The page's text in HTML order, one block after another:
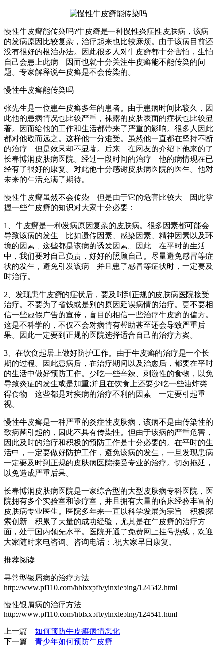
慢性牛皮癣能传染吗?牛皮癣是一种慢性炎症性皮肤病，该病
的发病原因比较复杂，治疗起来也比较麻烦。由于该病目前还
没有很好的根治办法。因此很多人对牛皮癣都十分害怕，生怕
自己会患上此病，因而也就十分关注牛皮癣能不能传染的问
题。专家解释说牛皮癣是不会传染的。
慢性牛皮癣能传染吗
张先生是一位患牛皮癣多年的患者。由于患病时间比较久，因
此他的患病情况也比较严重，裸露的皮肤表面的症状也比较显
著。因而给他的工作和生活都带来了严重的影响。很多人因此
都对他敬而远之。这样他十分难受。虽然他一直都在坚持不断
的治疗，但是效果却不显著。后来，在网友的介绍下他来的了
长春博润皮肤病医院。经过一段时间的治疗，他的病情现在已
经有了很好的康复。对此他十分感谢皮肤病医院的医生。他对
未来的生活充满了期待。
慢性牛皮癣虽然不会传染，但是由于它的危害比较大，因此掌
握一些牛皮癣的知识对大家十分必要：
1、牛皮癣是一种发病原因复杂的皮肤病。很多因素都可能会
导致该病的发生，比如遗传因素、感染因素、精神因素以及环
境的因素，这些都是该病的诱发因素。因此，在平时的生活
中，我们要对自己负责，好好的照顾自己。尽量避免感冒等症
状的发生，避免引发该病，并且患了感冒等症状时，一定要及
时治疗。
2、发现患牛皮癣的症状后，要及时到正规的皮肤病医院接受
治疗。不要为了省钱或是别的原因延误病情的治疗。更不要相
信一些虚假广告的宣传，盲目的相信一些治疗牛皮癣的偏方。
这是不科学的，不仅不会对病情有帮助甚至还会导致严重后
果。因此一定要到正规的医院选择适合自己的治疗方案。
3、在饮食起居上做好防护工作。由于牛皮癣的治疗是一个长
期的过程。因此患病后，在治疗期间以及治愈后，都要在平时
的生活中做好预防工作。少吃一些辛辣、刺激性的食物，以免
导致炎症的发生或是加重;并且在饮食上还要少吃一些油炸类
得食物，这些都是对疾病的治疗不利的因素，一定要引起重
视。
慢性牛皮癣是一种严重的炎症性皮肤病，该病不是由传染性的
致病菌引起的，因此不具有传染性。但由于该病的严重危害，
因此及时的治疗和积极的预防工作是十分必要的。在平时的生
活中，一定要做好防护工作，避免该病的发生，一旦发现患病
一定要及时到正规的皮肤病医院接受专业的治疗。切勿拖延，
以免造成严重后果。
长春博润皮肤病医院是一家综合型的大型皮肤病专科医院，医
院拥有多个实验室和诊疗室，并且拥有大量的临床经验丰富的
皮肤病专业医生。医院多年来一直以科学发展为宗旨，积极探
索创新，积累了大量的成功经验，尤其是在牛皮癣的治疗方
面，处于国内领先水平。医院开通了免费网上挂号热线，欢迎
大家随时来电咨询。咨询电话：.祝大家早日康复。
推荐阅读
寻常型银屑病的治疗方法
http://www.pf110.com/hblxxpfb/yinxiebing/124542.html
慢性银屑病的治疗方法
http://www.pf110.com/hblxxpfb/yinxiebing/124541.html
上一篇： 如何预防牛皮癣病情恶化
下一篇： 青少年如何预防牛皮癣